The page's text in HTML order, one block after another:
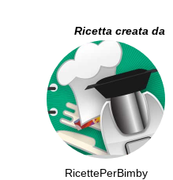
Ricetta creata da
RicettePerBimby